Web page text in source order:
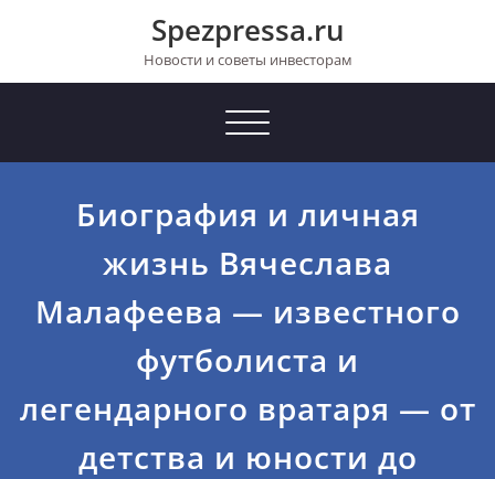
Spezpressa.ru
Новости и советы инвесторам
Toggle
Биография и личная
жизнь Вячеслава
Малафеева — известного
футболиста и
легендарного вратаря — от
детства и юности до